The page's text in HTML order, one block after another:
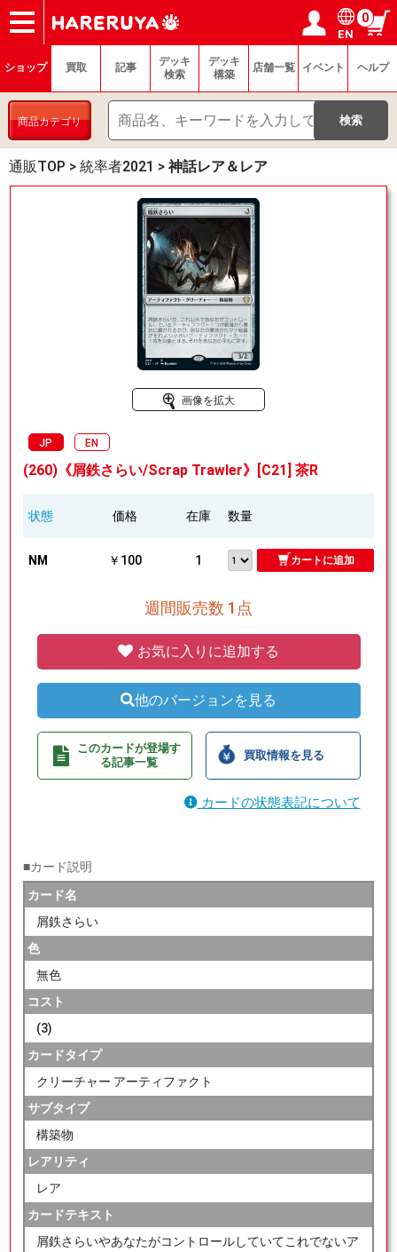
ショップ
買取
記事
デッキ検索
デッキ構築
選手一覧
店舗一覧
イベント
ヘルプ
お問い合わせ ログイン／会員登録
マイページ
EN
0
ショップ 買取 記事
デッキ
検索
デッキ
構築
店舗一覧 イベント ヘルプ
商品カテゴリ
通販TOP > 統率者2021 > 神話レア＆レア
画像を拡大
JP EN
(260)《屑鉄さらい/Scrap Trawler》[C21] 茶R
状態 価格 在庫 数量
NM ￥100 1 カートに追加
週間販売数 1点
お気に入りに追加する
他のバージョンを見る
このカードが登場す
る記事一覧
買取情報を見る
カードの状態表記について
■カード説明
カード名
屑鉄さらい
色
無色
コスト
(3)
カードタイプ
クリーチャー アーティファクト
サブタイプ
構築物
レアリティ
レア
カードテキスト
屑鉄さらいやあなたがコントロールしていてこれでないア